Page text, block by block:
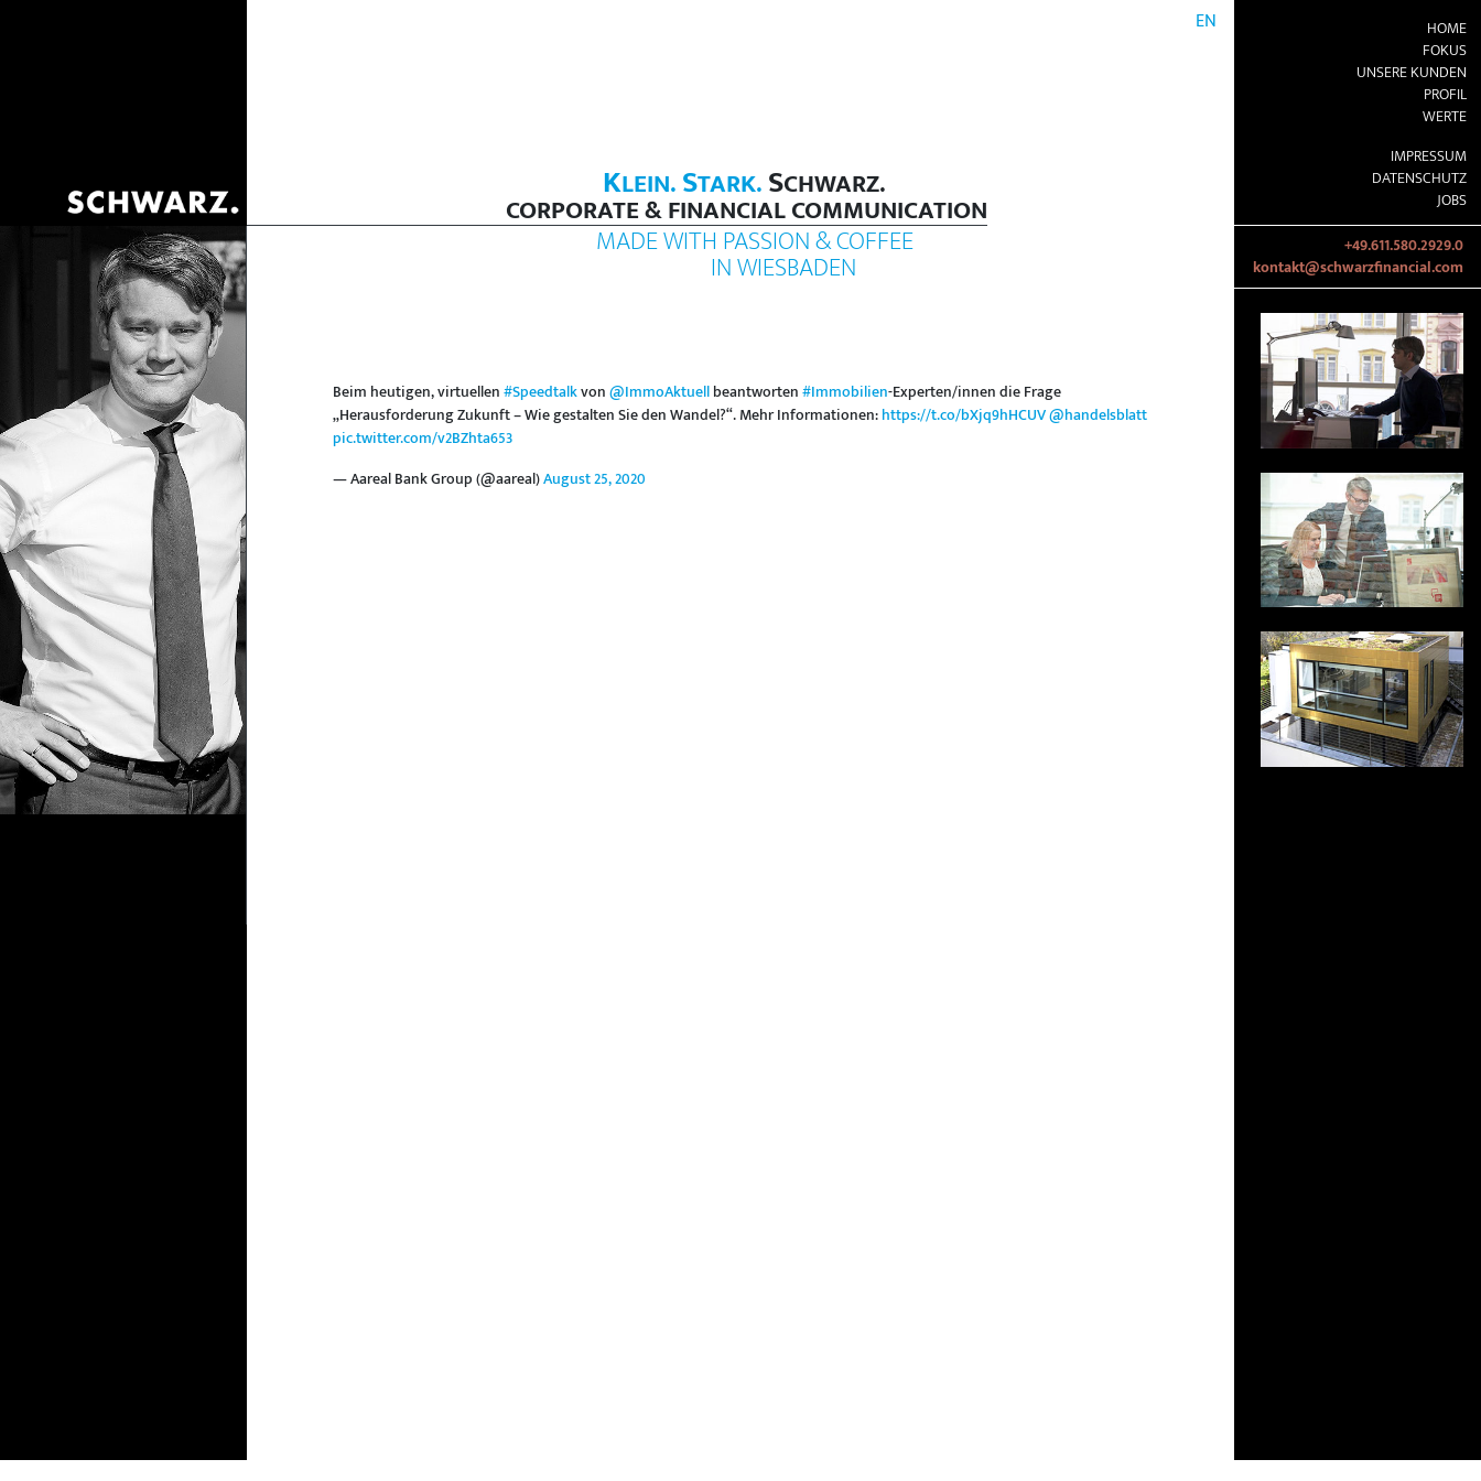
KLEIN.STARK.SCHWARZ.
CORPORATE & FINANCIAL COMMUNICATION
EN
HOME
FOKUS
UNSERE KUNDEN
PROFIL
WERTE
IMPRESSUM
DATENSCHUTZ
JOBS
MADE WITH PASSION & COFFEE
IN WIESBADEN
Beim heutigen, virtuellen#Speedtalkvon@ImmoAktuellbeantworten#Immobilien-Experten/innen die Frage
„Herausforderung Zukunft – Wie gestalten Sie den Wandel?“. Mehr Informationen:https://t.co/bXjq9hHCUV@handelsblatt
pic.twitter.com/v2BZhta653
— Aareal Bank Group (@aareal)August 25, 2020
+49.611.580.2929.0
kontakt@schwarzfinancial.com